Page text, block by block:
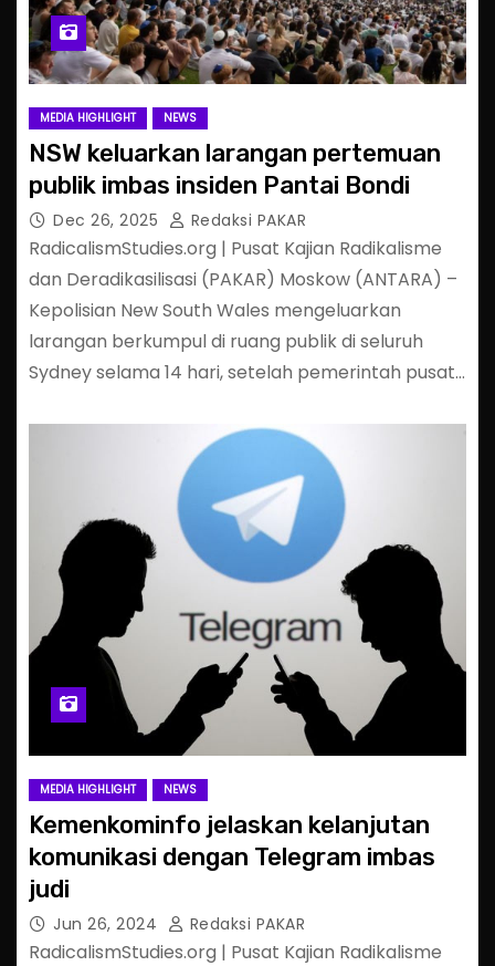
MEDIA HIGHLIGHT NEWS
NSW keluarkan larangan pertemuan
publik imbas insiden Pantai Bondi
Dec 26, 2025 Redaksi PAKAR
RadicalismStudies.org | Pusat Kajian Radikalisme
dan Deradikasilisasi (PAKAR) Moskow (ANTARA) –
Kepolisian New South Wales mengeluarkan
larangan berkumpul di ruang publik di seluruh
Sydney selama 14 hari, setelah pemerintah pusat…
MEDIA HIGHLIGHT NEWS
Kemenkominfo jelaskan kelanjutan
komunikasi dengan Telegram imbas
judi
Jun 26, 2024 Redaksi PAKAR
RadicalismStudies.org | Pusat Kajian Radikalisme